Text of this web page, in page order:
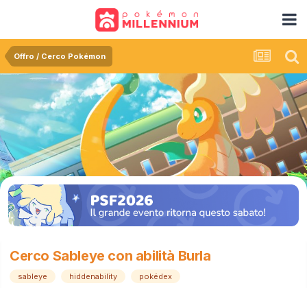
Offro / Cerco Pokémon
Cerco Sableye con abilità Burla
sableye hiddenability pokédex